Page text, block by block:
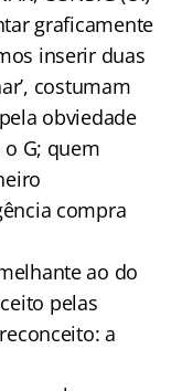
graficamente
inserir duas
costumam
obviedade
G; quem
compra
ao do
pelas
a